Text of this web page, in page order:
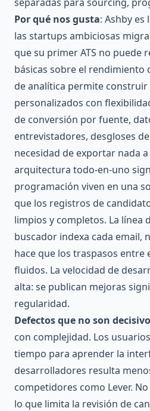
Por qué nos gusta: Ashby
las startups ambiciosas
que su primer ATS no puede
básicas sobre el rendimiento
de analítica permite
personalizados con
de conversión por fuente,
entrevistadores, desgloses
necesidad de exportar nada
arquitectura todo-en-uno
programación viven en una
que los registros de
limpios y completos. La línea
buscador indexa cada email,
hace que los traspasos entre
fluidos. La velocidad de
alta: se publican mejoras
regularidad.
Defectos que no son
con complejidad. Los
tiempo para aprender la
desarrolladores resulta
competidores como Lever.
lo que limita la revisión de